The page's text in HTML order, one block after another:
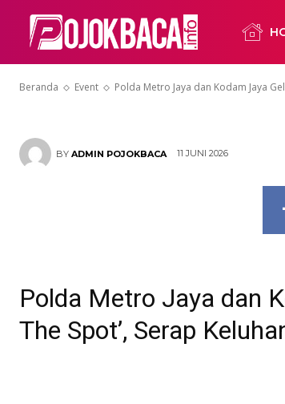
Beranda Event Polda Metro Jaya dan Kodam Jaya
Serap
BY ADMIN POJOKBACA 11 JUNI 2026
Polda Metro Jaya dan
The Spot’, Serap